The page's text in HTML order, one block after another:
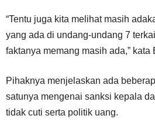
“Tentu juga kita melihat masih
yang ada di undang-undang 7
faktanya memang masih ada,” kata
Pihaknya menjelaskan ada
satunya mengenai sanksi kepala
tidak cuti serta politik uang.